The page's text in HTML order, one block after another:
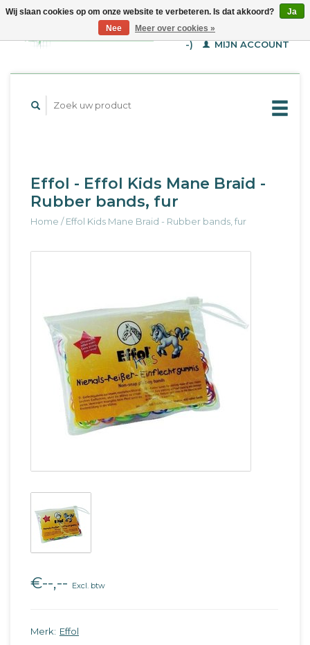
WINKELWAGEN (€--,-
-)
MIJN ACCOUNT
Effol - Effol Kids Mane Braid -
Rubber bands, fur
Home /Effol Kids Mane Braid - Rubber bands, fur
€--,-- Excl. btw
Merk: Effol
Wij slaan cookies op om onze website te verbeteren. Is dat akkoord?
Ja
Nee
Meer over cookies »